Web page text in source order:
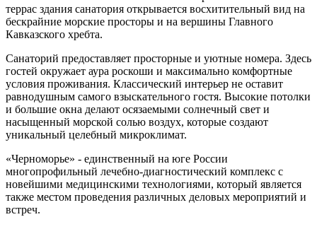
террас здания санатория открывается восхитительный вид на
бескрайние морские просторы и на вершины Главного
Кавказского хребта.
Санаторий предоставляет просторные и уютные номера. Здесь
гостей окружает аура роскоши и максимально комфортные
условия проживания. Классический интерьер не оставит
равнодушным самого взыскательного гостя. Высокие потолки
и большие окна делают осязаемыми солнечный свет и
насыщенный морской солью воздух, которые создают
уникальный целебный микроклимат.
«Черноморье» - единственный на юге России
многопрофильный лечебно-диагностический комплекс с
новейшими медицинскими технологиями, который является
также местом проведения различных деловых мероприятий и
встреч.